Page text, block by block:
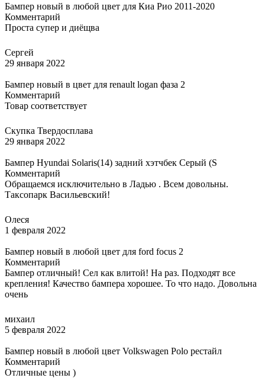
Бампер новый в любой цвет для Киа Рио 2011-2020
Комментарий
Проста супер и диёщва
Сергей
29 января 2022
Бампер новый в цвет для renault logan фаза 2
Комментарий
Товар соответствует
Скупка Твердосплава
29 января 2022
Бампер Hyundai Solaris(14) задний хэтчбек Серый (S
Комментарий
Обращаемся исключительно в Ладью . Всем довольны.
Таксопарк Васильевский!
Олеся
1 февраля 2022
Бампер новый в любой цвет для ford focus 2
Комментарий
Бампер отличный! Сел как влитой! На раз. Подходят все
крепления! Качество бампера хорошее. То что надо. Довольна
очень
михаил
5 февраля 2022
Бампер новый в любой цвет Volkswagen Polo рестайл
Комментарий
Отличные цены )